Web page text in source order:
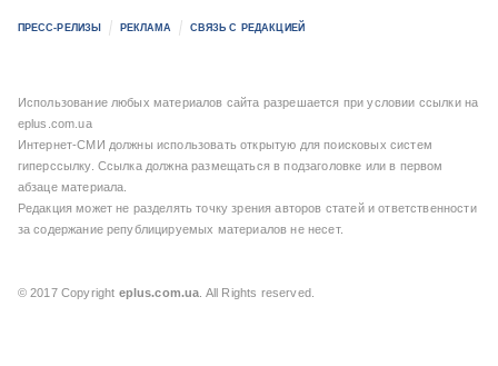
ПРЕСС-РЕЛИЗЫ РЕКЛАМА СВЯЗЬ С РЕДАКЦИЕЙ
Использование любых материалов сайта разрешается при условии ссылки на
eplus.com.ua
Интернет-СМИ должны использовать открытую для поисковых систем
гиперссылку. Ссылка должна размещаться в подзаголовке или в первом
абзаце материала.
Редакция может не разделять точку зрения авторов статей и ответственности
за содержание републицируемых материалов не несет.
© 2017 Copyright eplus.com.ua . All Rights reserved.